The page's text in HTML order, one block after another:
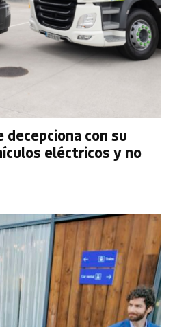
decepciona con su
eléctricos y no